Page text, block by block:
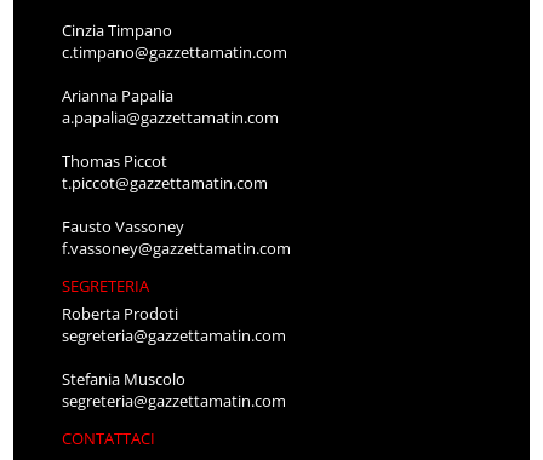
Cinzia Timpano
c.timpano@gazzettamatin.com
Arianna Papalia
a.papalia@gazzettamatin.com
Thomas Piccot
t.piccot@gazzettamatin.com
Fausto Vassoney
f.vassoney@gazzettamatin.com
SEGRETERIA
Roberta Prodoti
segreteria@gazzettamatin.com
Stefania Muscolo
segreteria@gazzettamatin.com
CONTATTACI